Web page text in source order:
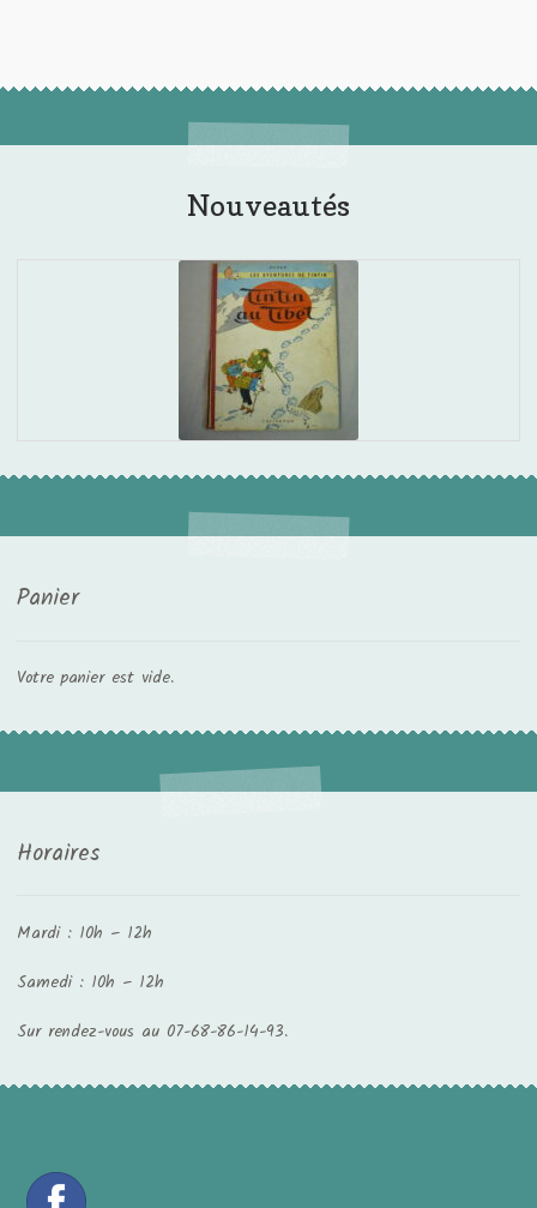
Nouveautés
Panier
Votre panier est vide.
Horaires
Mardi : 10h – 12h
Samedi : 10h – 12h
Sur rendez-vous au 07-68-86-14-93.